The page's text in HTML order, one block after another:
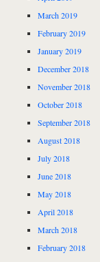
March 2019
February 2019
January 2019
December 2018
November 2018
October 2018
September 2018
August 2018
July 2018
June 2018
May 2018
April 2018
March 2018
February 2018